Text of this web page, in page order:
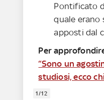
Pontificato
quale erano
apposti dal
Per
“Sono un
studiosi, ecco
1/12